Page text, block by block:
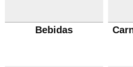
Bebidas